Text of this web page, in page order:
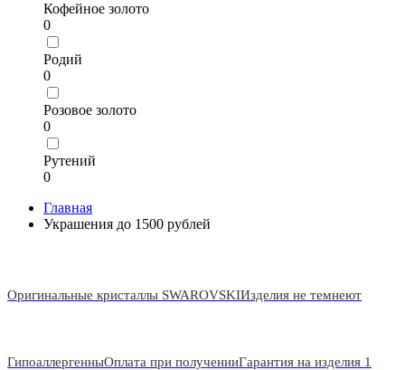
Кофейное золото
0
Родий
0
Розовое золото
0
Рутений
0
Главная
Украшения до 1500 рублей
Оригинальные кристаллы SWAROVSKIИзделия не темнеют
ГипоаллергенныОплата при полученииГарантия на изделия 1